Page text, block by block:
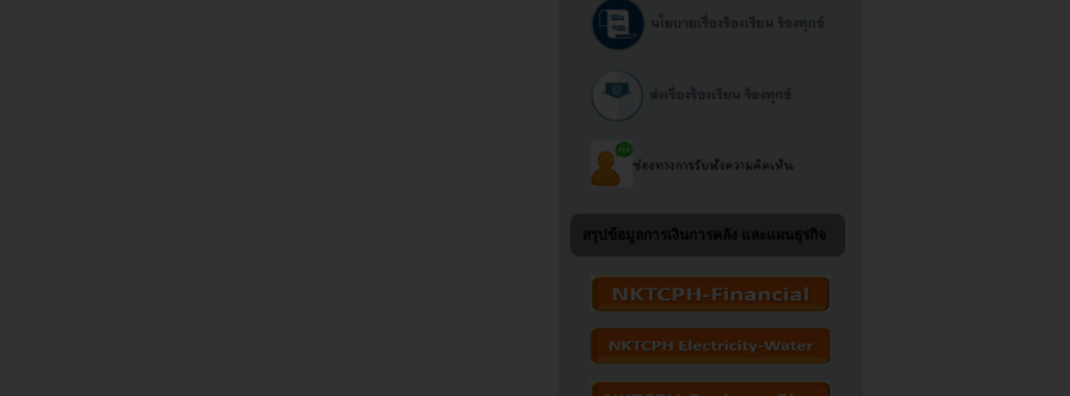
สรุปข้อมูลการเงินการคลัง และแผนธุรกิจ